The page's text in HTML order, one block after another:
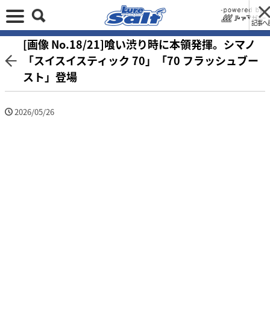
記事へ
[画像 No.18/21]喰い渋り時に本領発揮。シマノ
「スイスイスティック 70」「70 フラッシュブー
スト」登場
2026/05/26